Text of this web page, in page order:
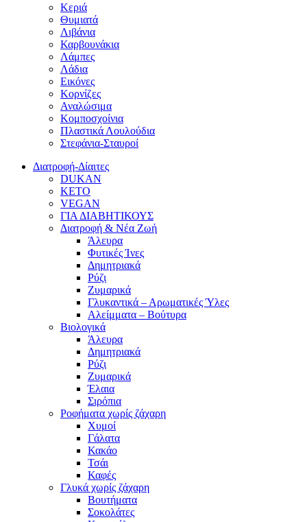
Κεριά
Θυμιατά
Λιβάνια
Καρβουνάκια
Λάμπες
Λάδια
Εικόνες
Κορνίζες
Αναλώσιμα
Κομποσχοίνια
Πλαστικά Λουλούδια
Στεφάνια-Σταυροί
Διατροφή-Δίαιτες
DUKAN
KETO
VEGAN
ΓΙΑ ΔΙΑΒΗΤΙΚΟΥΣ
Διατροφή & Νέα Ζωή
Άλευρα
Φυτικές Ίνες
Δημητριακά
Ρύζι
Ζυμαρικά
Γλυκαντικά – Αρωματικές Ύλες
Αλείμματα – Βούτυρα
Βιολογικά
Άλευρα
Δημητριακά
Ρύζι
Ζυμαρικά
Έλαια
Σιρόπια
Ροφήματα χωρίς ζάχαρη
Χυμοί
Γάλατα
Κακάο
Τσάι
Καφές
Γλυκά χωρίς ζάχαρη
Βουτήματα
Σοκολάτες